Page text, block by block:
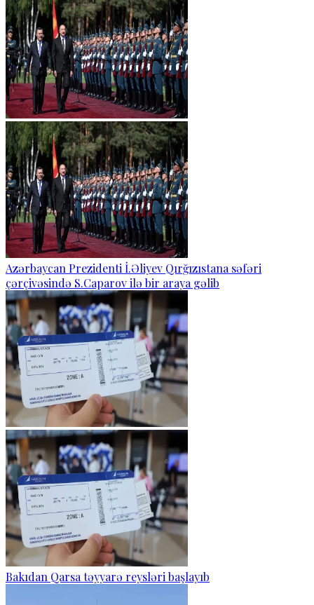
Azərbaycan Prezidenti İ.Əliyev Qırğızıstana səfəri
çərçivəsində S.Caparov ilə bir araya gəlib
Bakıdan Qarsa təyyarə reysləri başlayıb